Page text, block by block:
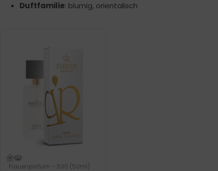
Duftfamilie: blumig, orientalisch
Frauenparfum – 530 (50ml)